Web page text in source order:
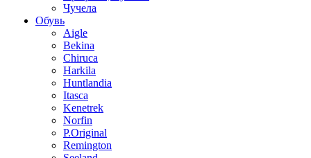
Чучела
Обувь
Aigle
Bekina
Chiruсa
Harkila
Huntlandia
Itasca
Kenetrek
Norfin
P.Original
Remington